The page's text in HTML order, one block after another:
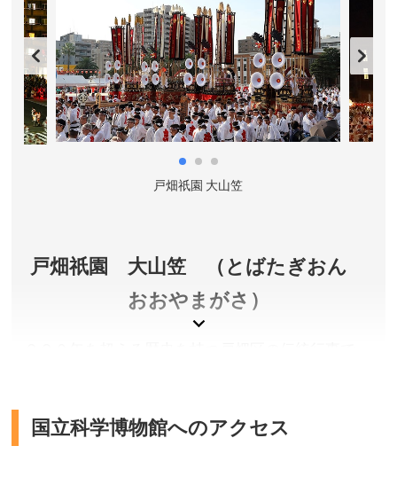
所在地／福岡県北九州市門司区港町
お問い合わせ／093-321-4151
戸畑祇園 大山笠
戸畑祇園 大山笠 （とばたぎおん
おおやまがさ）
た疫病が平癒したため、翌１８０３年に山笠をつく
国立科学博物館へのアクセス